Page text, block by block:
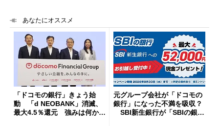
あなたにオススメ
「ドコモの銀行」きょう始
動 「d NEOBANK」消滅、
最大4.5％還元 強みは何か解
元グループ会社が「ドコモの
銀行」になった不満を吸収？
SBI新生銀行が「SBIの銀